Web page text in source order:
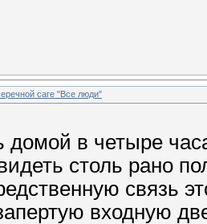
саге "Все люди"
в четыре
столь рано
связь
входную